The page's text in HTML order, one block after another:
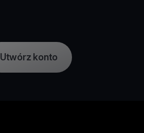
Utwórz konto